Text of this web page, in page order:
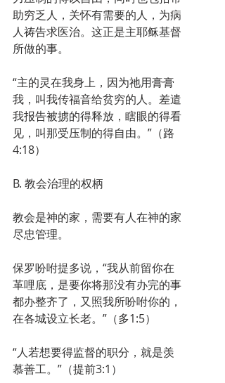
助穷乏人，关怀有需要的人，为病
人祷告求医治。这正是主耶稣基督
所做的事。
“主的灵在我身上，因为祂用膏膏
我，叫我传福音给贫穷的人。差遣
我报告被掳的得释放，瞎眼的得看
见，叫那受压制的得自由。”（路
4:18）
B. 教会治理的权柄
教会是神的家，需要有人在神的家
尽忠管理。
保罗吩咐提多说，“我从前留你在
革哩底，是要你将那没有办完的事
都办整齐了，又照我所吩咐你的，
在各城设立长老。”（多1:5）
“人若想要得监督的职分，就是羡
慕善工。”（提前3:1）